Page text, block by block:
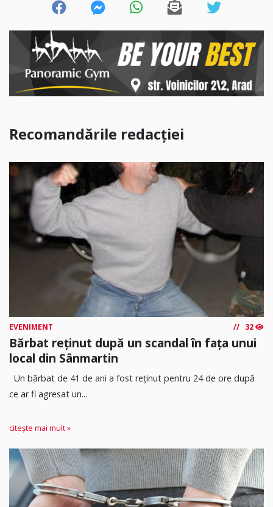
Recomandările redacției
EVENIMENT 32
Bărbat reținut după un scandal în fața unui
local din Sânmartin
Un bărbat de 41 de ani a fost reținut pentru 24 de ore după
ce ar fi agresat un...
citește mai mult »